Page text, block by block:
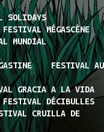
MÉGASCÈNE
FESTIVAL AU
A LA VIDA
DÉCIBULLES
CRUILLA DE